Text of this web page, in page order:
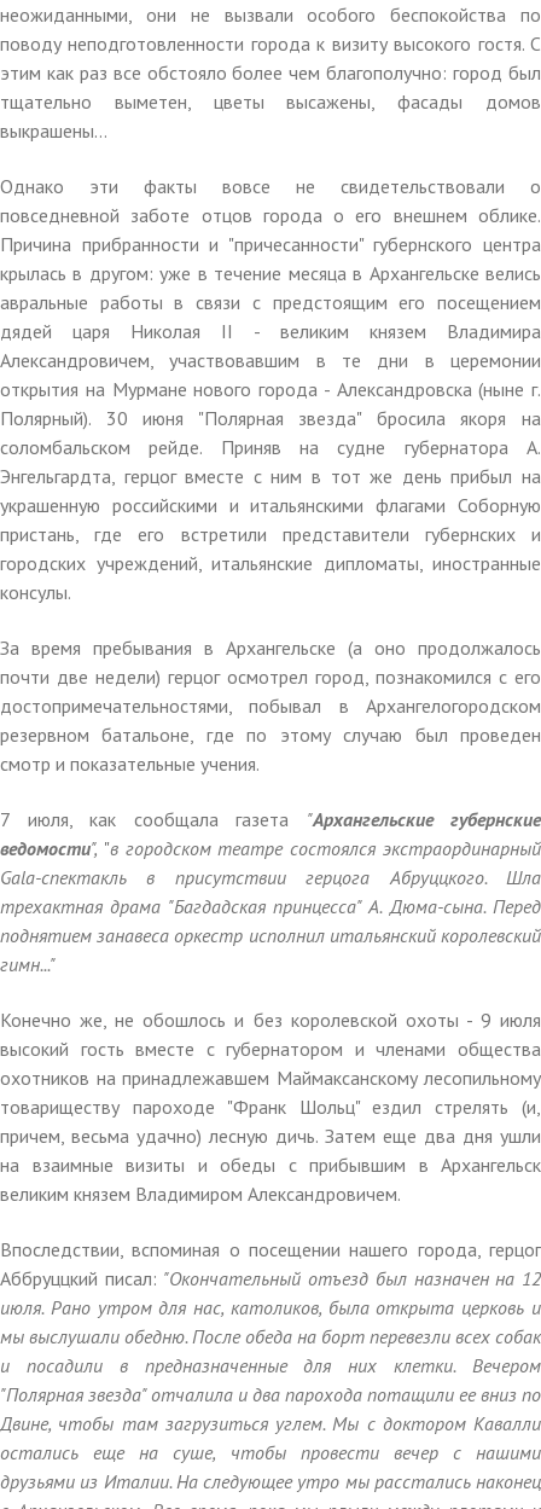
неожиданными, они не вызвали особого беспокойства по
поводу неподготовленности города к визиту высокого гостя. С
этим как раз все обстояло более чем благополучно: город был
тщательно выметен, цветы высажены, фасады домов
выкрашены...
Однако эти факты вовсе не свидетельствовали о
повседневной заботе отцов города о его внешнем облике.
Причина прибранности и "причесанности" губернского центра
крылась в другом: уже в течение месяца в Архангельске велись
авральные работы в связи с предстоящим его посещением
дядей царя Николая II - великим князем Владимира
Александровичем, участвовавшим в те дни в церемонии
открытия на Мурмане нового города - Александровска (ныне г.
Полярный). 30 июня "Полярная звезда" бросила якоря на
соломбальском рейде. Приняв на судне губернатора А.
Энгельгардта, герцог вместе с ним в тот же день прибыл на
украшенную российскими и итальянскими флагами Соборную
пристань, где его встретили представители губернских и
городских учреждений, итальянские дипломаты, иностранные
консулы.
За время пребывания в Архангельске (а оно продолжалось
почти две недели) герцог осмотрел город, познакомился с его
достопримечательностями, побывал в Архангелогородском
резервном батальоне, где по этому случаю был проведен
смотр и показательные учения.
7 июля, как сообщала газета "Архангельские губернские
ведомости", "в городском театре состоялся экстраординарный
Gala-спектакль в присутствии герцога Абруццкого. Шла
трехактная драма "Багдадская принцесса" А. Дюма-сына. Перед
поднятием занавеса оркестр исполнил итальянский королевский
гимн..."
Конечно же, не обошлось и без королевской охоты - 9 июля
высокий гость вместе с губернатором и членами общества
охотников на принадлежавшем Маймаксанскому лесопильному
товариществу пароходе "Франк Шольц" ездил стрелять (и,
причем, весьма удачно) лесную дичь. Затем еще два дня ушли
на взаимные визиты и обеды с прибывшим в Архангельск
великим князем Владимиром Александровичем.
Впоследствии, вспоминая о посещении нашего города, герцог
Аббруццкий писал: "Окончательный отъезд был назначен на 12
июля. Рано утром для нас, католиков, была открыта церковь и
мы выслушали обедню. После обеда на борт перевезли всех собак
и посадили в предназначенные для них клетки. Вечером
"Полярная звезда" отчалила и два парохода потащили ее вниз по
Двине, чтобы там загрузиться углем. Мы с доктором Кавалли
остались еще на суше, чтобы провести вечер с нашими
друзьями из Италии. На следующее утро мы расстались наконец